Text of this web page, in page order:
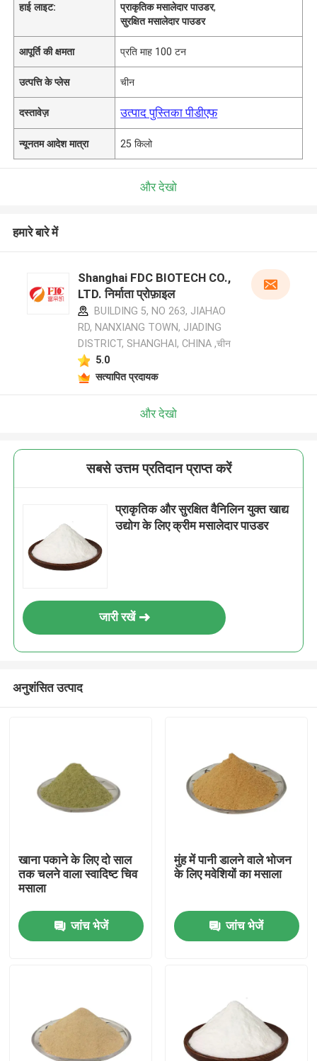
वीडियो
हाई लाइट:
प्राकृतिक मसालेदार पाउडर,
सुरक्षित मसालेदार पाउडर
आपूर्ति की क्षमता प्रति माह 100 टन
उत्पत्ति के प्लेस चीन
दस्तावेज़ उत्पाद पुस्तिका पीडीएफ
न्यूनतम आदेश मात्रा 25 किलो
और देखो
हमारे बारे में
Shanghai FDC BIOTECH CO.,
LTD. निर्माता प्रोफ़ाइल
BUILDING 5, NO 263, JIAHAO
RD, NANXIANG TOWN, JIADING
DISTRICT, SHANGHAI, CHINA ,चीन
5.0
सत्यापित प्रदायक
और देखो
सबसे उत्तम प्रतिदान प्राप्त करें
प्राकृतिक और सुरक्षित वैनिलिन युक्त खाद्य
उद्योग के लिए क्रीम मसालेदार पाउडर
जारी रखें
अनुशंसित उत्पाद
खाना पकाने के लिए दो साल
तक चलने वाला स्वादिष्ट चिव
मसाला
जांच भेजें
मुंह में पानी डालने वाले भोजन
के लिए मवेशियों का मसाला
जांच भेजें